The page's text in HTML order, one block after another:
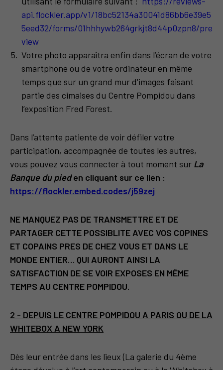
api.flockler.app/v1/18bc52134a30041d86bb6e39e5
5eed32/forms/01hhhywb264grkjt8d44p0zpn8/pre
view
Votre photo apparaîtra enfin dans l’écran de votre
smartphone ou de votre ordinateur en même
temps que sur un grand mur d'images faisant
partie des cimaises du Centre Pompidou dans
l’exposition Fred Forest.
Dans l’attente patiente de voir défiler votre
participation, accompagnée de toutes les autres,
vous pouvez vous connecter à tout moment sur La
Banque du pieden cliquant sur ce lien :
https://flockler.embed.codes/j59zej
NE MANQUEZ PAS DE TRANSMETTRE ET DE
PARTAGER CETTE POSSIBLITE AVEC VOS COPINES
ET COPAINS PRES DE CHEZ VOUS ET DANS LE
MONDE ENTIER… QUI AURONT AINSI LA
SATISFACTION DE SE VOIR EXPOSES EN MÊME
TEMPS AU CENTRE POMPIDOU.
2 - DEPUIS LE CENTRE POMPIDOU A PARIS OU DE LA
WHITEBOX A NEW YORK
Dès leur entrée dans les lieux (La galerie du 4ème